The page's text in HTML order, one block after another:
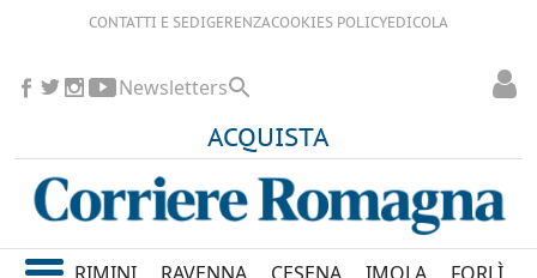
CONTATTI E SEDIGERENZACOOKIES POLICYEDICOLA
ACQUISTA
Newsletters